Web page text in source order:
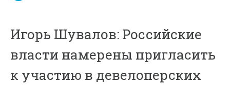
Игорь Шувалов: Российские
власти намерены пригласить
к участию в девелоперских